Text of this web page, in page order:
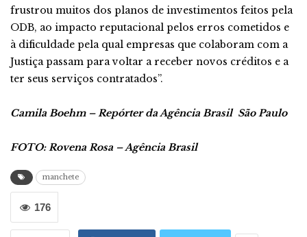
frustrou muitos dos planos de investimentos feitos pela
ODB, ao impacto reputacional pelos erros cometidos e
à dificuldade pela qual empresas que colaboram com a
Justiça passam para voltar a receber novos créditos e a
ter seus serviços contratados”.
Camila Boehm – Repórter da Agência Brasil São Paulo
FOTO: Rovena Rosa – Agência Brasil
manchete
176